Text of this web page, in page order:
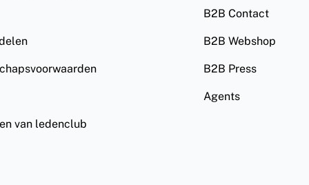
van ledenclub
B2B Contact
B2B Webshop
B2B Press
Agents